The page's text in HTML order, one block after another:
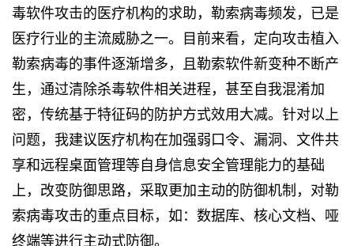
毒软件攻击的医疗机构的求助，勒索病毒频发，已是
医疗行业的主流威胁之一。目前来看，定向攻击植入
勒索病毒的事件逐渐增多，且勒索软件新变种不断产
生，通过清除杀毒软件相关进程，甚至自我混淆加
密，传统基于特征码的防护方式效用大减。针对以上
问题，我建议医疗机构在加强弱口令、漏洞、文件共
享和远程桌面管理等自身信息安全管理能力的基础
上，改变防御思路，采取更加主动的防御机制，对勒
索病毒攻击的重点目标，如：数据库、核心文档、哑
终端等进行主动式防御。